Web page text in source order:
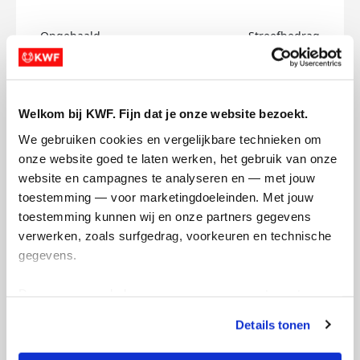
Welkom bij KWF. Fijn dat je onze website bezoekt.
We gebruiken cookies en vergelijkbare technieken om
onze website goed te laten werken, het gebruik van onze
website en campagnes te analyseren en — met jouw
toestemming — voor marketingdoeleinden. Met jouw
toestemming kunnen wij en onze partners gegevens
verwerken, zoals surfgedrag, voorkeuren en technische
gegevens.
tonen. Je kunt je toestemming op elk moment wijzigen of
intrekken via Cookie instellingen onderaan de pagina. De
Details tonen
Opgehaald
€0
Streefbedrag
€1
Colin's badges